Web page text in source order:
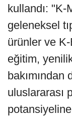
kullandı:
geleneksel
ürünler ve K-
eğitim,
bakımından
uluslararası